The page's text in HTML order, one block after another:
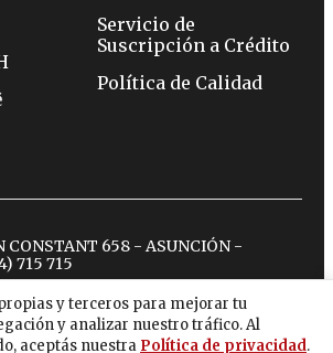
y terceros para mejorar tu
y analizar nuestro tráfico. Al
aceptás nuestra Política de privacidad.
Servicio de
Suscripción a Crédito
Política de Calidad
CONSTANT 658 - ASUNCIÓN -
715 715
tiktokyoutubespotify